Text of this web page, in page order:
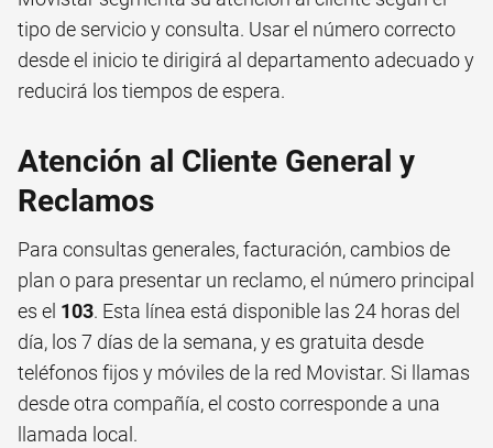
tipo de servicio y consulta. Usar el número correcto
desde el inicio te dirigirá al departamento adecuado y
reducirá los tiempos de espera.
Atención al Cliente General y
Reclamos
Para consultas generales, facturación, cambios de
plan o para presentar un reclamo, el número principal
es el 103. Esta línea está disponible las 24 horas del
día, los 7 días de la semana, y es gratuita desde
teléfonos fijos y móviles de la red Movistar. Si llamas
desde otra compañía, el costo corresponde a una
llamada local.